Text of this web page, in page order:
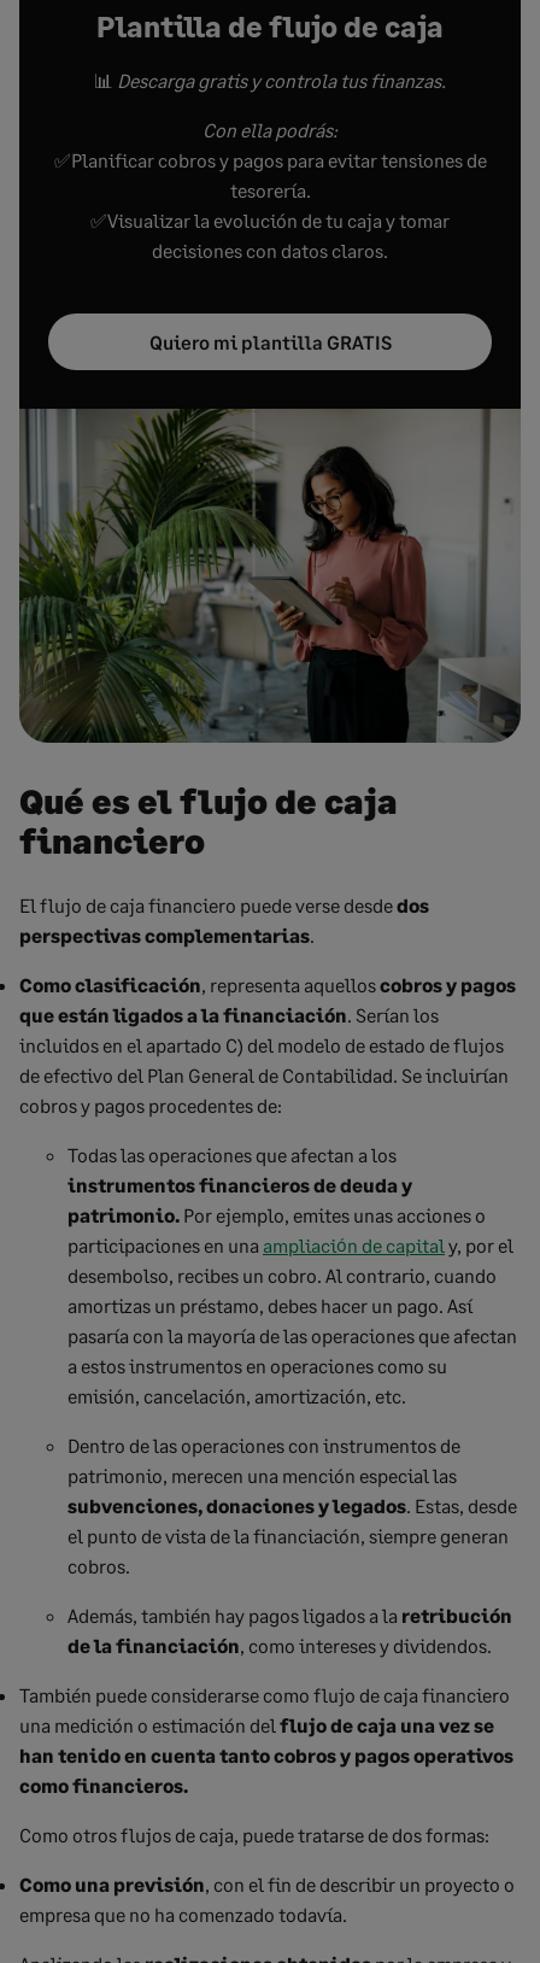
Plantilla de flujo de caja
📊 Descarga gratis y controla tus finanzas.
Con ella podrás:
✅Planificar cobros y pagos para evitar tensiones de
tesorería.
✅Visualizar la evolución de tu caja y tomar
decisiones con datos claros.
Quiero mi plantilla GRATIS
Qué es el flujo de caja
financiero
El flujo de caja financiero puede verse desdedos
perspectivas complementarias
Como clasificación , representa aquelloscobros y pagos
que están ligados a la financiación . Serían los
incluidos en el apartado C) del modelo de estado de flujos
de efectivo del Plan General de Contabilidad. Se incluirían
cobros y pagos procedentes de:
Todas las operaciones que afectan a los
instrumentos financieros de deuda y
patrimonio. Por ejemplo, emites unas acciones o
participaciones en una ampliación de capital y, por el
desembolso, recibes un cobro. Al contrario, cuando
amortizas un préstamo, debes hacer un pago. Así
pasaría con la mayoría de las operaciones que afectan
a estos instrumentos en operaciones como su
emisión, cancelación, amortización, etc.
Dentro de las operaciones con instrumentos de
patrimonio, merecen una mención especial las
subvenciones, donaciones y legados . Estas, desde
el punto de vista de la financiación, siempre generan
cobros.
Además, también hay pagos ligados a la retribución
de la financiación , como intereses y dividendos.
También puede considerarse como flujo de caja financiero
una medición o estimación del flujo de caja una vez se
han tenido en cuenta tanto cobros y pagos operativos
como financieros.
Como otros flujos de caja, puede tratarse de dos formas:
Como una previsión , con el fin de describir un proyecto o
empresa que no ha comenzado todavía.